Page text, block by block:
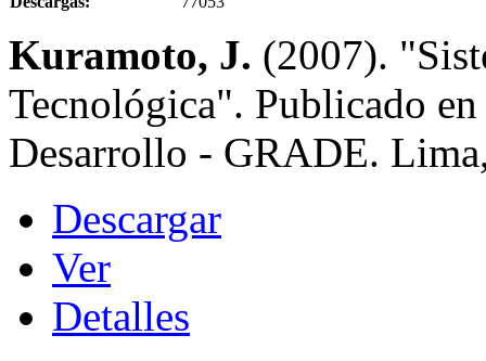
Kuramoto, J. (2007).
Tecnológica". Publicado
Desarrollo - GRADE.
Descargar
Ver
Detalles